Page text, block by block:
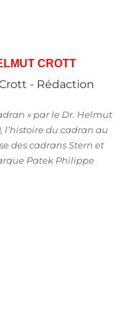
CROTT
» par le Dr. Helmut
l’histoire du cadran au
des cadrans Stern et
Patek Philippe